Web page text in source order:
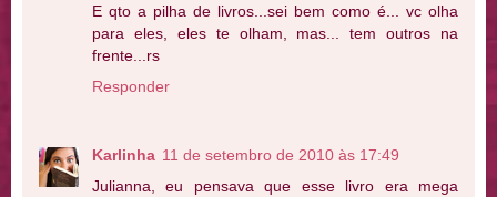
E qto a pilha de livros...sei bem como é... vc olha
para eles, eles te olham, mas... tem outros na
frente...rs
Responder
Karlinha 11 de setembro de 2010 às 17:49
Julianna, eu pensava que esse livro era mega